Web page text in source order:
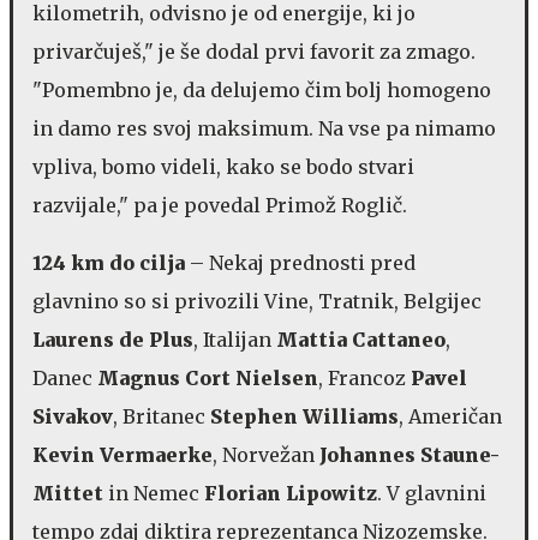
kilometrih, odvisno je od energije, ki jo
privarčuješ," je še dodal prvi favorit za zmago.
"Pomembno je, da delujemo čim bolj homogeno
in damo res svoj maksimum. Na vse pa nimamo
vpliva, bomo videli, kako se bodo stvari
razvijale," pa je povedal Primož Roglič.
124 km do cilja – Nekaj prednosti pred
glavnino so si privozili Vine, Tratnik, Belgijec
Laurens de Plus, Italijan Mattia Cattaneo,
Danec Magnus Cort Nielsen, Francoz Pavel
Sivakov, Britanec Stephen Williams, Američan
Kevin Vermaerke, Norvežan Johannes Staune-
Mittet in Nemec Florian Lipowitz. V glavnini
tempo zdaj diktira reprezentanca Nizozemske.